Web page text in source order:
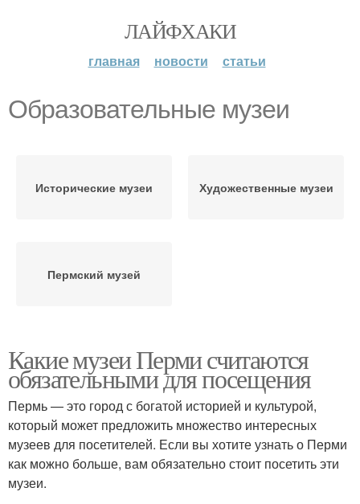
ЛАЙФХАКИ
главная новости статьи
Образовательные музеи
Исторические музеи Художественные музеи
Пермский музей
Какие музеи Перми считаются
обязательными для посещения
Пермь — это город с богатой историей и культурой,
который может предложить множество интересных
музеев для посетителей. Если вы хотите узнать о Перми
как можно больше, вам обязательно стоит посетить эти
музеи.